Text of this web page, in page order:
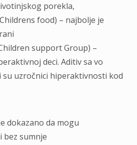
porekla,
food) – najbolje je
support Group) –
deci. Aditiv sa vo
uzročnici hiperaktivnosti kod
dokazano da mogu
sumnje